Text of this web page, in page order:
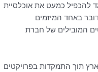
להכפיל כמעט את אוכלסיית
באחד המיזמים
המובילים של חברת
תוך התמקדות בפרויקטים